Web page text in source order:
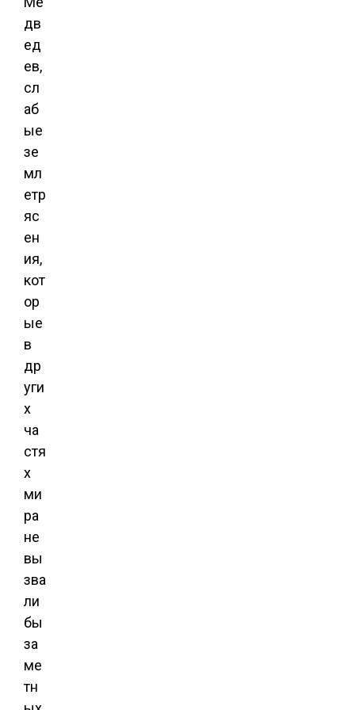
дв
ед
ев,
сл
аб
ые
зе
мл
етр
яс
ен
ия,
кот
ор
ые
в
др
уги
х
ча
стя
х
ми
ра
не
вы
зва
ли
бы
за
ме
тн